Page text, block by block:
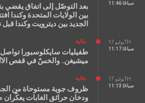
11:46 صباحًا
بعد التوصّل إلى اتفاق يقضي
بين الولايات المتحدة وكندا
الجديد بين ديترويت وكندا قبل
يوليو 17TH
11:17 صباحًا
جالية
طفيليات سايكلوسبورا تواصل
ميشيغن.. والخسّ في قفص
يوليو 17TH
11:13 صباحًا
جالية
ظروف جوية مستوحاة من
ودخان حرائق الغابات